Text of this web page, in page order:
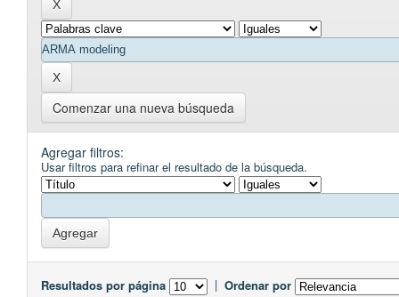
Comenzar una nueva búsqueda
Agregar filtros:
Usar filtros para refinar el resultado de la búsqueda.
Resultados por página | Ordenar por